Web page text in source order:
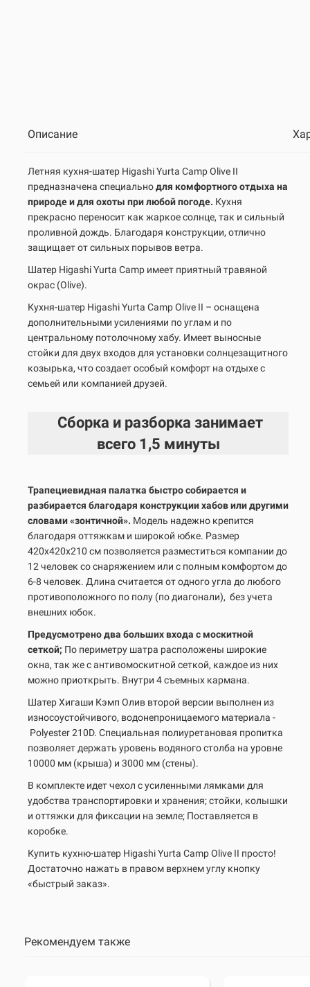
Описание
Летняя кухня-шатер Higashi Yurta Camp Olive II
предназначена специальнодля комфортного отдыха на
природе и для охоты при любой погоде. Кухня
прекрасно переносит как жаркое солнце, так и сильный
проливной дождь. Благодаря конструкции, отлично
защищает от сильных порывов ветра.
Шатер Higashi Yurta Camp имеет приятный травяной
окрас (Olive).
Кухня-шатер Higashi Yurta СampOlive II – оснащена
дополнительными усилениями по углам и по
центральному потолочному хабу. Имеет выносные
стойки для двух входов для установки солнцезащитного
козырька, что создает особый комфорт на отдыхе с
семьей или компанией друзей.
Сборка и разборка занимает
всего 1,5 минуты
Трапециевидная палатка быстро собирается и
разбирается благодаря конструкции хабов или другими
словами «зонтичной». Модель надежно крепится
благодаря оттяжкам и широкой юбке. Размер
420х420х210 см позволяется разместиться компании до
12 человек со снаряжением или с полным комфортом до
6-8 человек. Длина считается от одного угла до любого
противоположного по полу (по диагонали), без учета
внешних юбок.
Предусмотрено два больших входа с москитной
сеткой; По периметру шатра расположены широкие
окна, так же с антивомоскитной сеткой, каждое из них
можно приоткрыть. Внутри 4 съемных кармана.
Шатер Хигаши Кэмп Олив второй версии выполнен из
износоустойчивого, водонепроницаемого материала -
Polyester 210D. Специальная полиуретановая пропитка
позволяет держать уровень водяного столба на уровне
10000 мм (крыша) и 3000 мм (стены).
В комплекте идет чехол с усиленными лямками для
удобства транспортировки и хранения; стойки, колышки
и оттяжки для фиксации на земле; Поставляется в
коробке.
Купить кухню-шатер Higashi Yurta CampOlive II просто!
Достаточно нажать в правом верхнем углу кнопку
«быстрый заказ».
Рекомендуем также